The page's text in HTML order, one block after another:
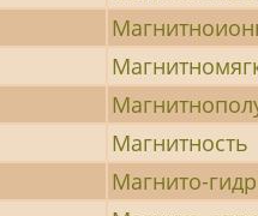
Магнитность
Магнито-